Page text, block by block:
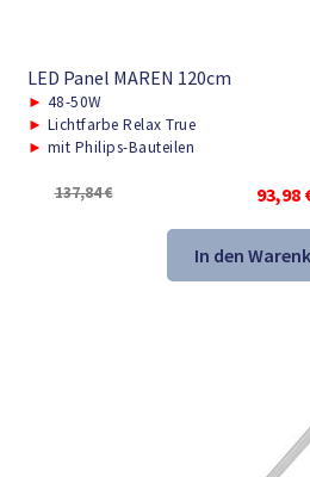
LED Panel MAREN 120cm
► 48-50W
► Lichtfarbe Relax True
► mit Philips-Bauteilen
137,84€
war:
137,84 €
93,98
In den